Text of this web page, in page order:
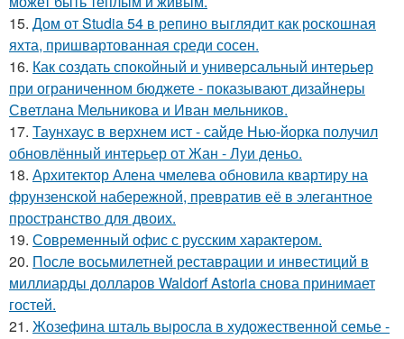
15. Дом от Studia 54 в репино выглядит как роскошная
яхта, пришвартованная среди сосен.
16. Как создать спокойный и универсальный интерьер
при ограниченном бюджете - показывают дизайнеры
Светлана Мельникова и Иван мельников.
17. Таунхаус в верхнем ист - сайде Нью-йорка получил
обновлённый интерьер от Жан - Луи деньо.
18. Архитектор Алена чмелева обновила квартиру на
фрунзенской набережной, превратив её в элегантное
пространство для двоих.
19. Современный офис с русским характером.
20. После восьмилетней реставрации и инвестиций в
миллиарды долларов Waldorf Astoria снова принимает
гостей.
21. Жозефина шталь выросла в художественной семье -